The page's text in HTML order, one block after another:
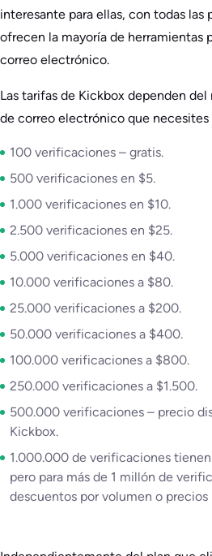
interesante para ellas, con todas
ofrecen la mayoría de herramientas
correo electrónico.
Las tarifas de Kickbox dependen
de correo electrónico que necesites
100 verificaciones – gratis.
500 verificaciones en $5.
1.000 verificaciones en $10.
2.500 verificaciones en $25.
5.000 verificaciones en $40.
10.000 verificaciones a $80.
25.000 verificaciones a $200.
50.000 verificaciones a $400.
100.000 verificaciones a $800.
250.000 verificaciones a $1.500.
500.000 verificaciones – precio
Kickbox.
1.000.000 de verificaciones
pero para más de 1 millón de
descuentos por volumen o precios